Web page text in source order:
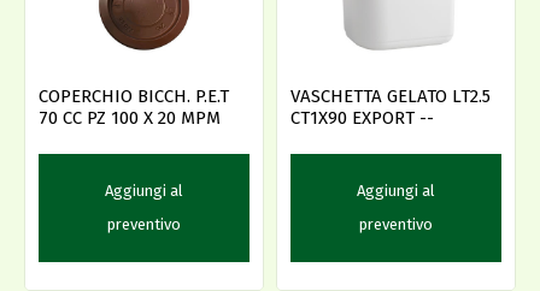
COPERCHIO BICCH. P.E.T
70 CC PZ 100 X 20 MPM
Aggiungi al
preventivo
VASCHETTA GELATO LT2.5
CT1X90 EXPORT --
Aggiungi al
preventivo